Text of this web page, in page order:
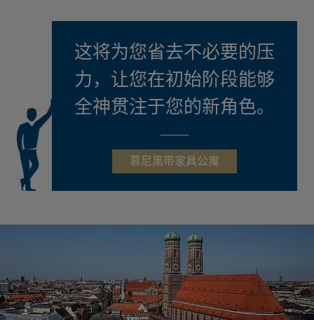
这将为您省去不必要的压
力，让您在初始阶段能够
全神贯注于您的新角色。
慕尼黑带家具公寓